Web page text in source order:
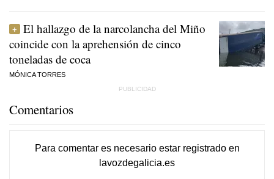
El hallazgo de la narcolancha del Miño
coincide con la aprehensión de cinco
toneladas de coca
MÓNICA TORRES
Comentarios
Para comentar es necesario estar registradoen
lavozdegalicia.es